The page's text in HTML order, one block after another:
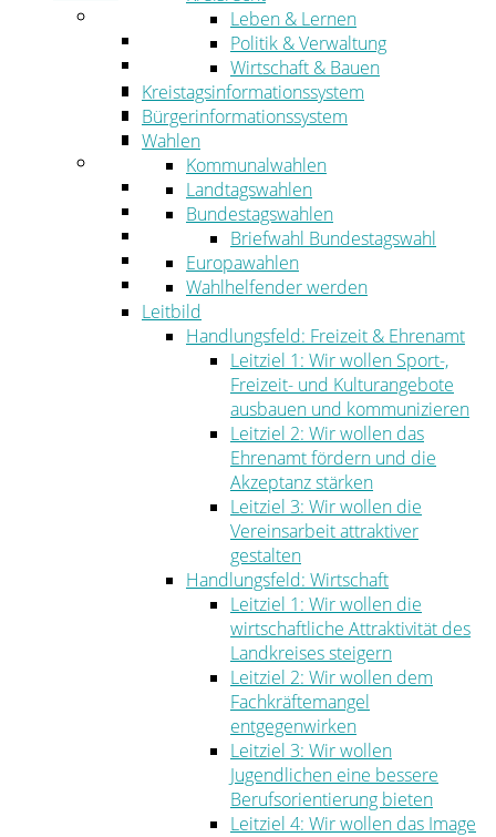
Migration
Schulen, Bildung, Sport und Kultur
Soziales
Gesundheit
Jugend, Familie und Senioren
Bauen und Planen
Abfall
Umwelt
Ordnung
Leben & Lernen
Politik & Verwaltung
Wirtschaft & Bauen
Kreistagsinformationssystem
Bürgerinformationssystem
Wahlen
Kommunalwahlen
Landtagswahlen
Bundestagswahlen
Briefwahl Bundestagswahl
Europawahlen
Wahlhelfender werden
Leitbild
Handlungsfeld: Freizeit & Ehrenamt
Leitziel 1: Wir wollen Sport-,
Freizeit- und Kulturangebote
ausbauen und kommunizieren
Leitziel 2: Wir wollen das
Ehrenamt fördern und die
Akzeptanz stärken
Leitziel 3: Wir wollen die
Vereinsarbeit attraktiver
gestalten
Handlungsfeld: Wirtschaft
Leitziel 1: Wir wollen die
wirtschaftliche Attraktivität des
Landkreises steigern
Leitziel 2: Wir wollen dem
Fachkräftemangel
entgegenwirken
Leitziel 3: Wir wollen
Jugendlichen eine bessere
Berufsorientierung bieten
Leitziel 4: Wir wollen das Image